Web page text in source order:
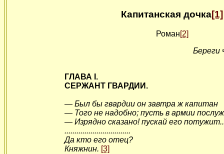
Капитанская дочка[1]
Роман[2]
Береги
ГЛАВА I.
СЕРЖАНТ ГВАРДИИ.
— Был бы гвардии он завтра ж капитан
— Того не надобно; пусть в армии
— Изрядно сказано! пускай его
.................................
Да кто его отец?
Княжнин. [3]